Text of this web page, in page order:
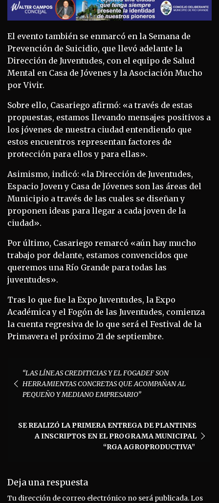
El evento también se enmarcó en la Semana de
Prevención de Suicidio, que llevó adelante la
Dirección de Juventudes, con el equipo de Salud
Mental en Casa de Jóvenes y la Asociación Mucho
por Vivir.
Sobre ello, Casariego afirmó: «a través de estas
propuestas, estamos llevando mensajes positivos a
los jóvenes de nuestra ciudad entendiendo que
estos encuentros representan factores de
protección para ellos y para ellas».
Asimismo, indicó: «la Dirección de Juventudes,
Espacio Joven y Casa de Jóvenes son las áreas del
Municipio a través de las cuales se diseñan y
proponen ideas para llegar a cada joven de la
ciudad».
Por último, Casariego remarcó «aún hay mucho
trabajo por delante, estamos convencidos que
queremos una Río Grande para todas las
juventudes».
Tras lo que fue la Expo Juventudes, la Expo
Académica y el Fogón de las Juventudes, comienza
la cuenta regresiva de lo que será el Festival de la
Primavera el próximo 21 de septiembre.
Navegación
de
entradas
“LAS LÍNEAS CREDITICIAS Y EL FOGADEF SON
HERRAMIENTAS CONCRETAS QUE ACOMPAÑAN AL
PEQUEÑO Y MEDIANO EMPRESARIO”
SE REALIZÓ LA PRIMERA ENTREGA DE PLANTINES
A INSCRIPTOS EN EL PROGRAMA MUNICIPAL
“RGA AGROPRODUCTIVA”
Deja una respuesta
Tu dirección de correo electrónico no será publicada.Los